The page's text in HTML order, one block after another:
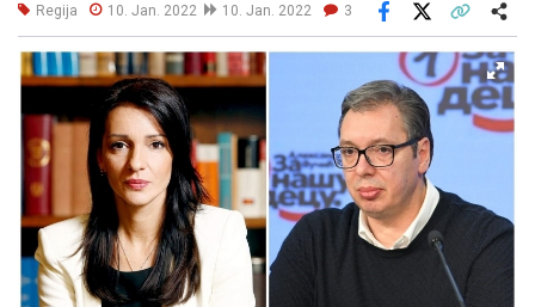
Regija 10. Jan. 2022 10. Jan. 2022 3
Facebook